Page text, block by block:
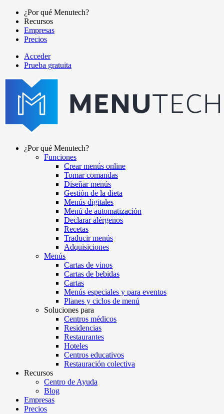
Pasar
contenido
principal
Main
navigation
¿Por qué Menutech?
Recursos
Empresas
Precios
menutech
navigation
Acceder
Prueba gratuita
navigation
¿Por qué Menutech?
Funciones
Crear menús online
Tomar comandas
Diseñar menús
Gestión de la dieta
Menús digitales
Menú de automatización
Declarar alérgenos
Recetas
Traducir menús
Adquisiciones
Menús
Cartas de vinos
Cartas de bebidas
Cartas
Menús especiales y para eventos
Planes y ciclos de menú
Soluciones para
Centros médicos
Residencias
Restaurantes
Hoteles
Centros educativos
Restauración colectiva
Recursos
Centro de Ayuda
Blog
Empresas
Precios